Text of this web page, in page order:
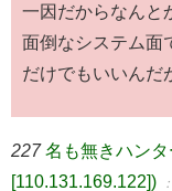
一因だからなんと
面倒なシステム面
だけでもいいんだ
227 名も無きハン
[110.131.169.122])